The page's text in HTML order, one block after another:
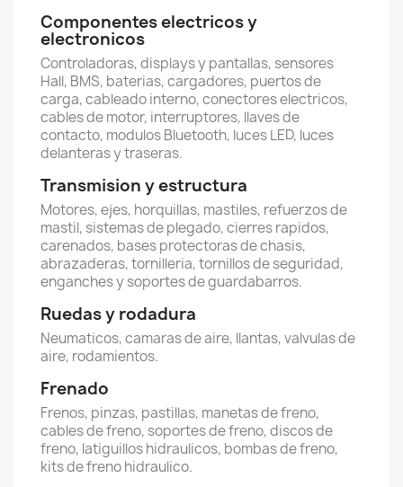
Componentes electricos y
electronicos
Controladoras, displays y pantallas, sensores
Hall, BMS, baterias, cargadores, puertos de
carga, cableado interno, conectores electricos,
cables de motor, interruptores, llaves de
contacto, modulos Bluetooth, luces LED, luces
delanteras y traseras.
Transmision y estructura
Motores, ejes, horquillas, mastiles, refuerzos de
mastil, sistemas de plegado, cierres rapidos,
carenados, bases protectoras de chasis,
abrazaderas, tornilleria, tornillos de seguridad,
enganches y soportes de guardabarros.
Ruedas y rodadura
Neumaticos, camaras de aire, llantas, valvulas de
aire, rodamientos.
Frenado
Frenos, pinzas, pastillas, manetas de freno,
cables de freno, soportes de freno, discos de
freno, latiguillos hidraulicos, bombas de freno,
kits de freno hidraulico.